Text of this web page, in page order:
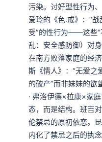
污染。讨好型性行为
爱玲的《色.戒》：“
受”的性行为——这些“
乱：安全感防御）对
在南方败落家庭的经
斯《情人》：“无爱
的破产”而非妹妹的欲
· 弗洛伊德×拉康×家
态，而是结构。班吉
伦禁忌的原初依恋。
内化了禁忌之后的执